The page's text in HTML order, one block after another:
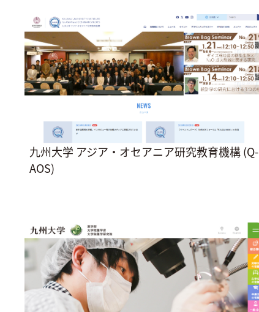
九州大学 アジア・オセアニア研究教育機構 (Q-
AOS)